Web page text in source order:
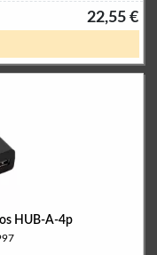
22,55 €
HUB-A-4p